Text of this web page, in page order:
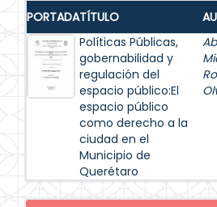
PORTADATÍTULO
Políticas Públicas,
gobernabilidad y
regulación del
espacio público:El
espacio público
como derecho a la
ciudad en el
Municipio de
Querétaro